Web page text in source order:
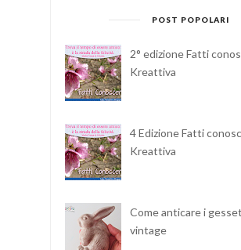
POST POPOLARI
2° edizione Fatti
Kreattiva
4 Edizione Fatti
Kreattiva
Come anticare i
vintage